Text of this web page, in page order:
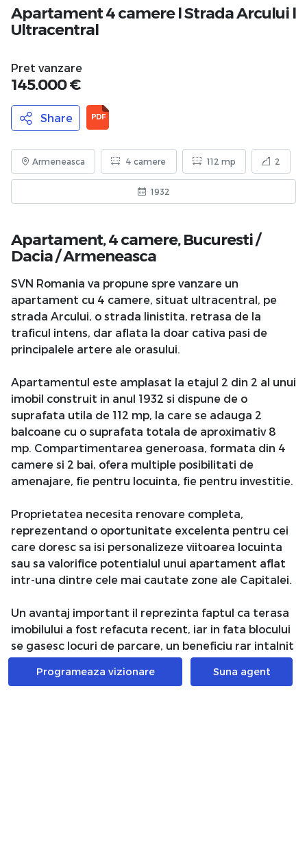
Apartament 4 camere l Strada Arcului l
Ultracentral
Pret vanzare
145.000 €
Share PDF
Armeneasca 4 camere 112 mp 2
1932
Apartament, 4 camere,Bucuresti/
Dacia/Armeneasca
SVN Romania va propune spre vanzare un
apartament cu 4 camere, situat ultracentral, pe
strada Arcului, o strada linistita, retrasa de la
traficul intens, dar aflata la doar cativa pasi de
principalele artere ale orasului.
Apartamentul este amplasat la etajul 2 din 2 al unui
imobil construit in anul 1932 si dispune de o
suprafata utila de 112 mp, la care se adauga 2
balcoane cu o suprafata totala de aproximativ 8
mp. Compartimentarea generoasa, formata din 4
camere si 2 bai, ofera multiple posibilitati de
amenajare, fie pentru locuinta, fie pentru investitie.
Proprietatea necesita renovare completa,
reprezentand o oportunitate excelenta pentru cei
care doresc sa isi personalizeze viitoarea locuinta
sau sa valorifice potentialul unui apartament aflat
intr-una dintre cele mai cautate zone ale Capitalei.
Un avantaj important il reprezinta faptul ca terasa
imobilului a fost refacuta recent, iar in fata blocului
se gasesc locuri de parcare, un beneficiu rar intalnit
in zona ultracentrala.
Programeaza vizionare Suna agent